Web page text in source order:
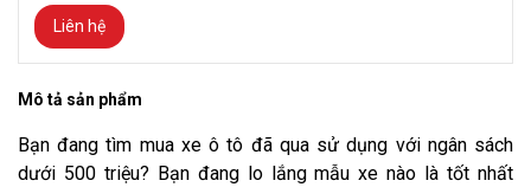
Liên hệ
Mô tả sản phẩm
Bạn đang tìm mua xe ô tô đã qua sử dụng với ngân sách
dưới 500 triệu? Bạn đang lo lắng mẫu xe nào là tốt nhất